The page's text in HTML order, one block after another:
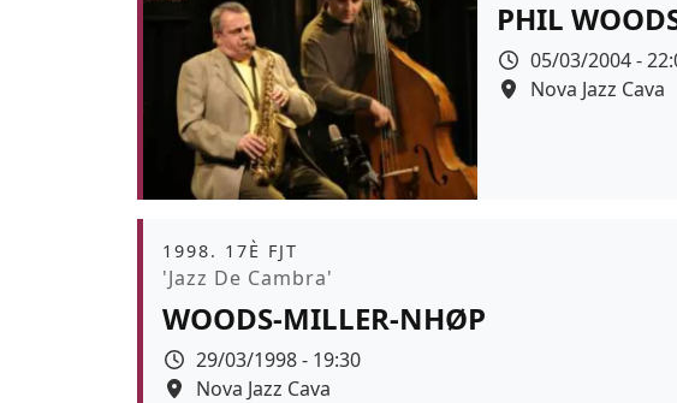
PHIL
Data
05/03/2004 -
Espai
Nova Jazz Cava
Àmbit
1998. 17È FJT
Promoció
'Jazz De Cambra'
WOODS-MILLER-NHØP
Data
29/03/1998 - 19:30
Espai
Nova Jazz Cava